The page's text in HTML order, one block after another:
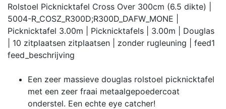
Rolstoel Picknicktafel Cross Over 300cm (6.5 dikte) |
5004-R_COSZ_R300D;R300D_DAFW_MONE |
Picknicktafel 3.00m | Picknicktafels | 3.00m | Douglas
| 10 zitplaatsen zitplaatsen | zonder rugleuning |
feed1
feed_beschrijving
Een zeer massieve douglas rolstoel picknicktafel
met een zeer fraai metaalgepoedercoat
onderstel. Een echte eye catcher!